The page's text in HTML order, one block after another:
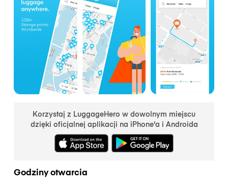
Korzystaj z LuggageHero w dowolnym miejscu
dzięki oficjalnej aplikacji na iPhone'a i Androida
Godziny otwarcia